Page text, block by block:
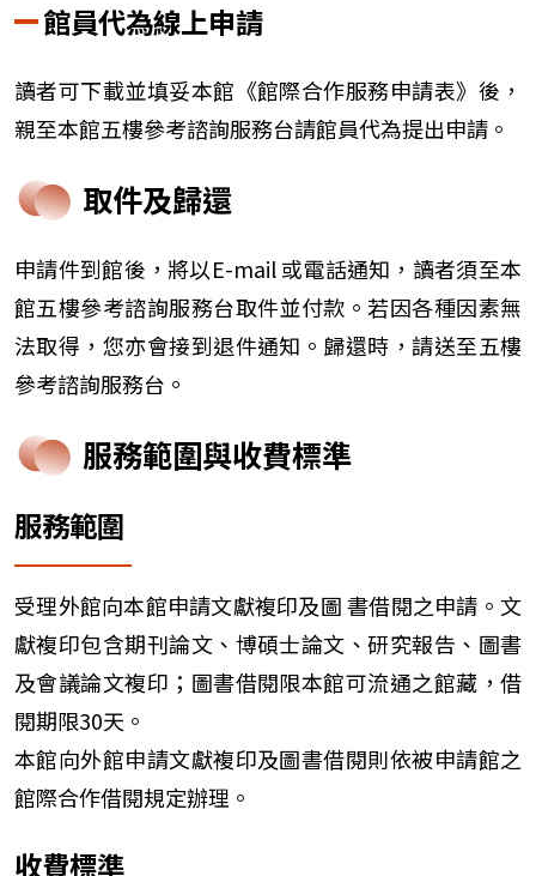
館員代為線上申請
讀者可下載並填妥本館《館際合作服務申請表》後，
親至本館五樓參考諮詢服務台請館員代為提出申請。
取件及歸還
申請件到館後，將以E-mail 或電話通知，讀者須至本
館五樓參考諮詢服務台取件並付款。若因各種因素無
法取得，您亦會接到退件通知。歸還時，請送至五樓
參考諮詢服務台。
服務範圍與收費標準
服務範圍
受理外館向本館申請文獻複印及圖 書借閱之申請。文
獻複印包含期刊論文、博碩士論文、研究報告、圖書
及會議論文複印；圖書借閱限本館可流通之館藏，借
閱期限30天。
本館向外館申請文獻複印及圖書借閱則依被申請館之
館際合作借閱規定辦理。
收費標準